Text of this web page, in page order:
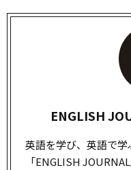
ENGLISH
英語を学び、英語で
「ENGLISH